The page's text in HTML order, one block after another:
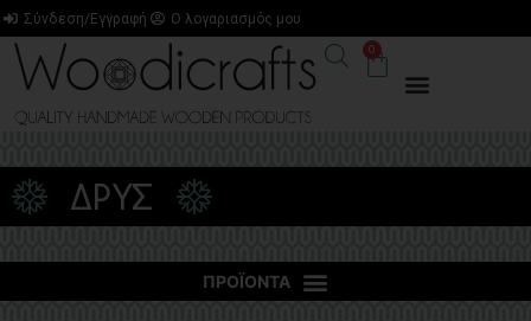
Σύνδεση/Εγγραφή Ο λογαριασμός μου
0
ΔΡΥΣ